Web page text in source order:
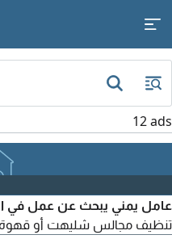
12 ads
عامل يمني يبحث عن عمل في
تنظيف مجالس شليهت أو